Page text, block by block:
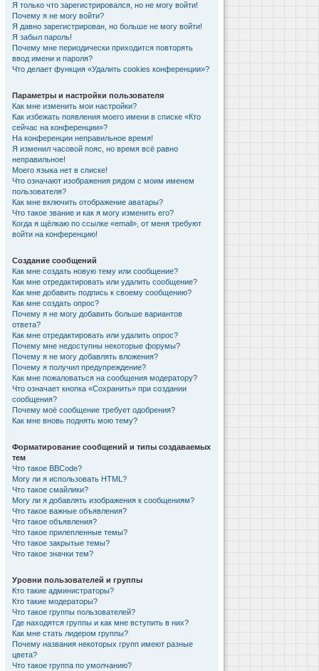
Я только что зарегистрировался, но не могу войти!
Почему я не могу войти?
Я давно зарегистрирован, но больше не могу войти!
Я забыл пароль!
Почему мне периодически приходится повторять
ввод имени и пароля?
Что делает функция «Удалить cookies конференции»?
Параметры и настройки пользователя
Как мне изменить мои настройки?
Как избежать появления моего имени в списке «Кто
сейчас на конференции»?
На конференции неправильное время!
Я изменил часовой пояс, но время всё равно
неправильное!
Моего языка нет в списке!
Что означают изображения рядом с моим именем
пользователя?
Как мне включить отображение аватары?
Что такое звание и как я могу изменить его?
Когда я щёлкаю по ссылке «email», от меня требуют
войти на конференцию!
Создание сообщений
Как мне создать новую тему или сообщение?
Как мне отредактировать или удалить сообщение?
Как мне добавить подпись к своему сообщению?
Как мне создать опрос?
Почему я не могу добавить больше вариантов
ответа?
Как мне отредактировать или удалить опрос?
Почему мне недоступны некоторые форумы?
Почему я не могу добавлять вложения?
Почему я получил предупреждение?
Как мне пожаловаться на сообщения модератору?
Что означает кнопка «Сохранить» при создании
сообщения?
Почему моё сообщение требует одобрения?
Как мне вновь поднять мою тему?
Форматирование сообщений и типы создаваемых
тем
Что такое BBCode?
Могу ли я использовать HTML?
Что такое смайлики?
Могу ли я добавлять изображения к сообщениям?
Что такое важные объявления?
Что такое объявления?
Что такое прилепленные темы?
Что такое закрытые темы?
Что такое значки тем?
Уровни пользователей и группы
Кто такие администраторы?
Кто такие модераторы?
Что такое группы пользователей?
Где находятся группы и как мне вступить в них?
Как мне стать лидером группы?
Почему названия некоторых групп имеют разные
цвета?
Что такое группа по умолчанию?